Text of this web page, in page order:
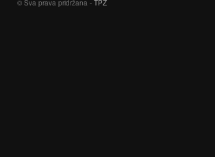
© Sva prava pridržana - TPŽ